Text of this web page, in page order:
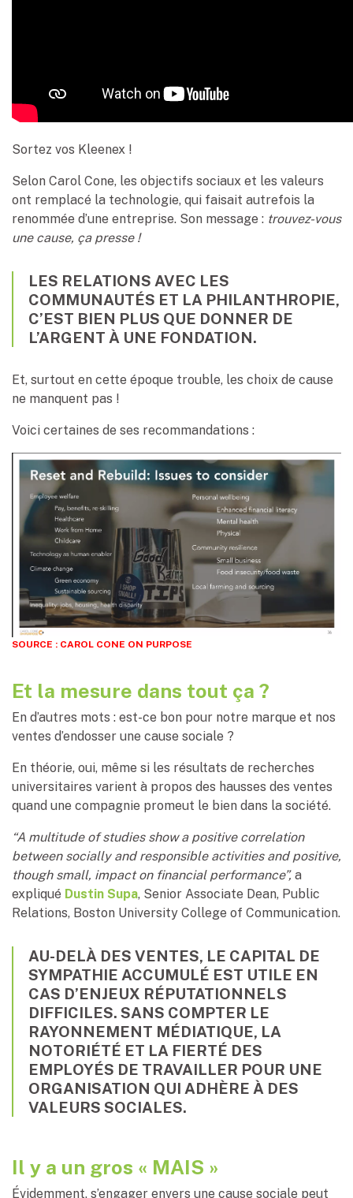
Sortez vos Kleenex !
Selon Carol Cone, les objectifs sociaux et les valeurs
ont remplacé la technologie, qui faisait autrefois la
renommée d’une entreprise. Son message : trouvez-vous
une cause, ça presse !
LES RELATIONS AVEC LES
COMMUNAUTÉS ET LA PHILANTHROPIE,
C’EST BIEN PLUS QUE DONNER DE
L’ARGENT À UNE FONDATION.
Et, surtout en cette époque trouble, les choix de cause
ne manquent pas !
Voici certaines de ses recommandations :
SOURCE : CAROL CONE ON PURPOSE
Et la mesure dans tout ça ?
En d’autres mots : est-ce bon pour notre marque et nos
ventes d’endosser une cause sociale ?
En théorie, oui, même si les résultats de recherches
universitaires varient à propos des hausses des ventes
quand une compagnie promeut le bien dans la société.
“A multitude of studies show a positive correlation
between socially and responsible activities and positive,
though small, impact on financial performance”, a
expliqué Dustin Supa, Senior Associate Dean, Public
Relations, Boston University College of Communication.
AU-DELÀ DES VENTES, LE CAPITAL DE
SYMPATHIE ACCUMULÉ EST UTILE EN
CAS D’ENJEUX RÉPUTATIONNELS
DIFFICILES. SANS COMPTER LE
RAYONNEMENT MÉDIATIQUE, LA
NOTORIÉTÉ ET LA FIERTÉ DES
EMPLOYÉS DE TRAVAILLER POUR UNE
ORGANISATION QUI ADHÈRE À DES
VALEURS SOCIALES.
Il y a un gros « MAIS »
Évidemment, s’engager envers une cause sociale peut